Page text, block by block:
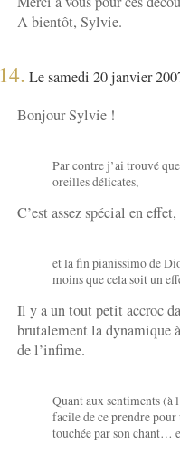
A bientôt, Sylvie.
14. Le samedi 20 janvier
Bonjour Sylvie !
Par contre j’ai trouvé
oreilles délicates,
C’est assez spécial en
et la fin pianissimo de
moins que cela soit un
Il y a un tout petit accroc
brutalement la dynamique
de l’infime.
Quant aux sentiments (à
facile de ce prendre
touchée par son chant…